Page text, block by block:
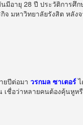
มีอายุ 28 ปี ประวัติการศึก
าวิทยาลัยรังสิต หลังจ
ยปีต่อมา วรกมล ซาเตอร์
ชื่อว่าหลายคนต้องคุ้นหูห